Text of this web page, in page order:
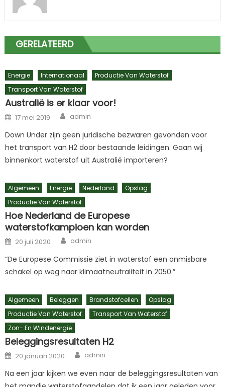
GERELATEERD
Energie Internationaal
Productie Van Waterstof
Transport Van Waterstof
Australië is er klaar voor!
Posted
on
17 mei 2019 Author
admin
Down Under zijn geen juridische bezwaren gevonden voor
het transport van H2 door bestaande leidingen. Gaan wij
binnenkort waterstof uit Australië importeren?
Algemeen Energie Nederland
Opslag
Productie Van Waterstof
Hoe Nederland de Europese
waterstofkampioen kan worden
Posted
on
20 juli 2020 Author
admin
“De Europese Commissie ziet in waterstof een onmisbare
schakel op weg naar klimaatneutraliteit in 2050.”
Algemeen Beleggen Brandstofcellen
Opslag
Productie Van Waterstof
Transport Van Waterstof
Zon- En Windenergie
Beleggingsresultaten H2
Posted
on
20 januari 2020 Author
admin
Na een jaar kijken we even naar de beleggingsresultaten van